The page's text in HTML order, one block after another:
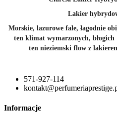
Lakier
Morskie, lazurowe fale, łagodnie
ten klimat wymarzonych, błogich
ten nieziemski flow z
571-927-114
Informacje